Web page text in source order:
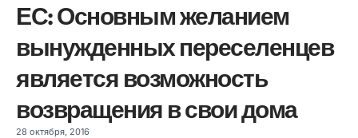
ЕС: Основным желанием
вынужденных переселенцев
является возможность
возвращения в свои дома
28 октября, 2016